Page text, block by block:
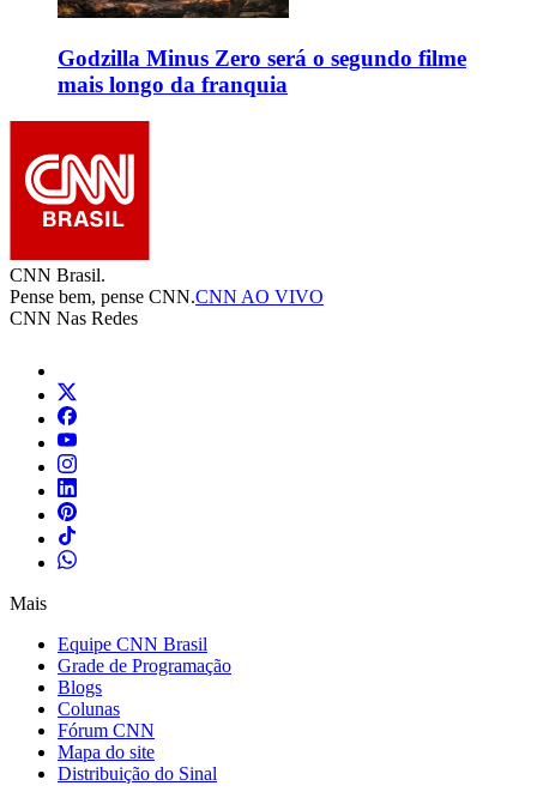
Godzilla Minus Zero será o segundo filme
mais longo da franquia
CNN Brasil.
Pense bem, pense CNN.CNN AO VIVO
CNN Nas Redes
Mais
Equipe CNN Brasil
Grade de Programação
Blogs
Colunas
Fórum CNN
Mapa do site
Distribuição do Sinal